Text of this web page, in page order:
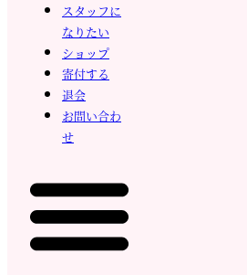
スタッフに
なりたい
ショップ
寄付する
退会
お問い合わ
せ